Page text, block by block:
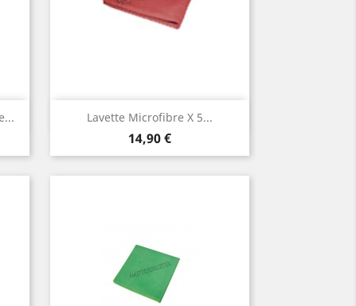
Lavette Microfibre X 5...
Prix
14,90 €
Aperçu rapide